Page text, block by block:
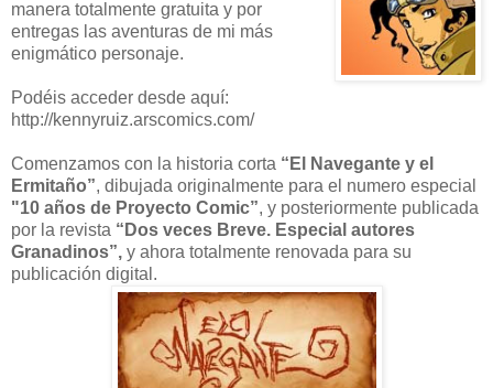
manera totalmente gratuita y por
entregas las aventuras de mi más
enigmático personaje.
Podéis acceder desde aquí:
http://kennyruiz.arscomics.com/
Comenzamos con la historia corta “El Navegante y el
Ermitaño”, dibujada originalmente para el numero especial
"10 años de Proyecto Comic”, y posteriormente publicada
por la revista “Dos veces Breve. Especial autores
Granadinos”, y ahora totalmente renovada para su
publicación digital.